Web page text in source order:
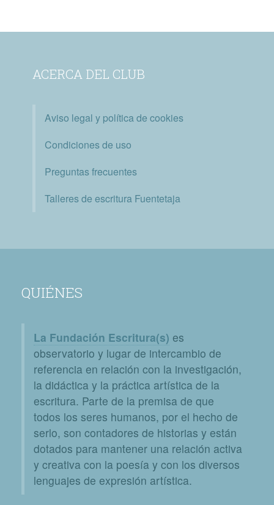
ACERCA DEL CLUB
Aviso legal y política de cookies
Condiciones de uso
Preguntas frecuentes
Talleres de escritura Fuentetaja
QUIÉNES
La Fundación Escritura(s) es
observatorio y lugar de intercambio de
referencia en relación con la investigación,
la didáctica y la práctica artística de la
escritura. Parte de la premisa de que
todos los seres humanos, por el hecho de
serlo, son contadores de historias y están
dotados para mantener una relación activa
y creativa con la poesía y con los diversos
lenguajes de expresión artística.